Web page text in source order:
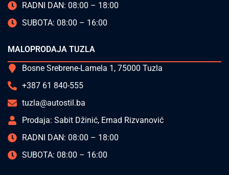
RADNI DAN: 08:00 – 18:00
SUBOTA: 08:00 – 16:00
MALOPRODAJA TUZLA
Bosne Srebrene-Lamela 1, 75000 Tuzla
+387 61 840-555
tuzla@autostil.ba
Prodaja: Sabit Džinić, Ernad Rizvanović
RADNI DAN: 08:00 – 18:00
SUBOTA: 08:00 – 16:00